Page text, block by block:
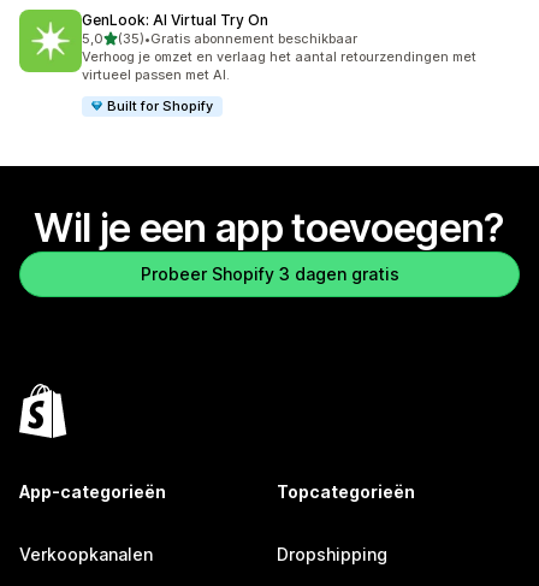
GenLook: AI Virtual Try On
5,0van 5 sterren
(35)
35 recensies in totaal
•Gratis abonnement beschikbaar
Verhoog je omzet en verlaag het aantal retourzendingen met
virtueel passen met AI.
Built for Shopify
Wil je een app toevoegen?
Probeer Shopify 3 dagen gratis
App-categorieën
Verkoopkanalen
Topcategorieën
Dropshipping